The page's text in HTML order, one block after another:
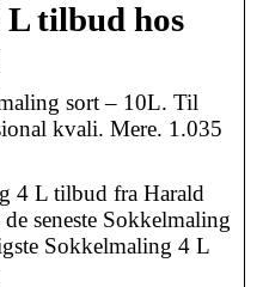
L tilbud hos
sort – 10L. Til
kvali. Mere. 1.035
4 L tilbud fra Harald
seneste Sokkelmaling
Sokkelmaling 4 L